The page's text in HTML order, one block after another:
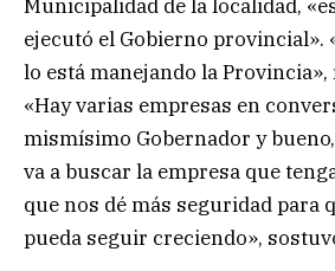
Municipalidad de la localidad,
ejecutó el Gobierno provincial».
lo está manejando la Provincia»,
«Hay varias empresas en
mismísimo Gobernador y
va a buscar la empresa que
que nos dé más seguridad para
pueda seguir creciendo»,